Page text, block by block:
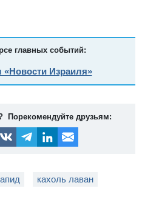
главных событий:
«Новости Израиля»
Порекомендуйте друзьям:
кахоль лаван